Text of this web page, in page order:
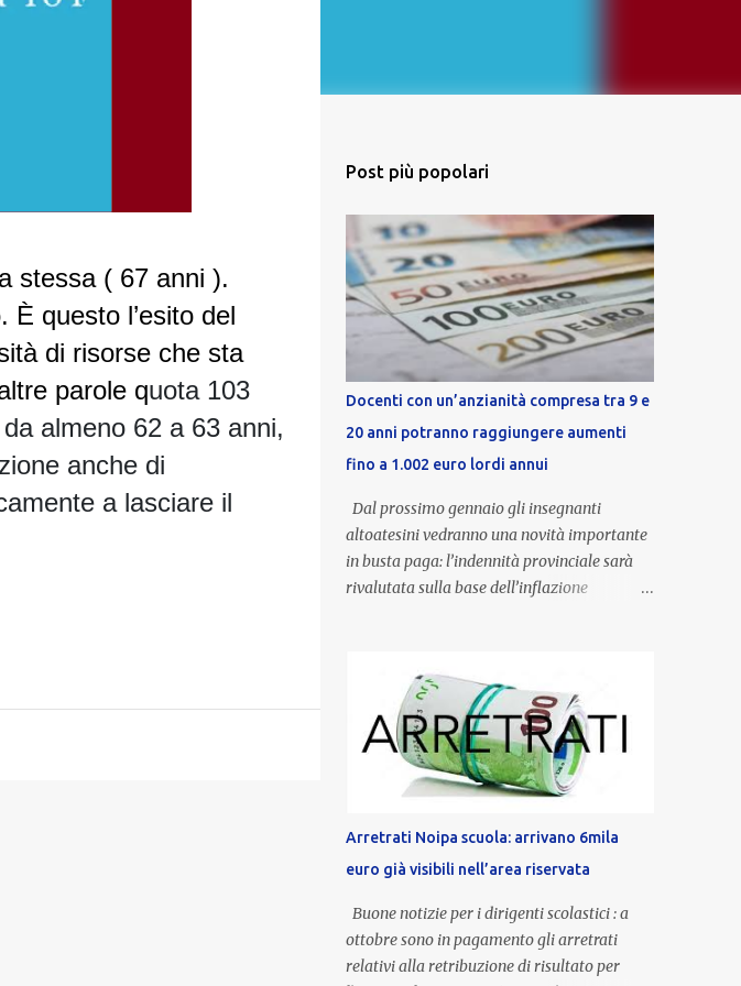
stessa ( 67 anni ).
È questo l’esito del
di risorse che sta
parole quota 103
almeno 62 a 63 anni,
anche di
a lasciare il
Post più popolari
Docenti con un’anzianità compresa tra 9 e
20 anni potranno raggiungere aumenti
fino a 1.002 euro lordi annui
Dal prossimo gennaio gli insegnanti
altoatesini vedranno una novità importante
in busta paga: l’indennità provinciale sarà
rivalutata sulla base dell’inflazione
un’anzianità compresa tra 9 e 20 anni
potranno raggiungere fino a 1.002 euro lordi
annui. Il nuovo contratto provinciale
introduce inoltre un congedo speciale
dedicato alle donne vittime di violenza di
genere, in linea con la normativa nazionale e
con l’obiettivo di offrire maggiore tutela e
supporto in situazioni delicate. L’indennità
provinciale per i docenti è un unicum in
Italia: si tratta di una misura esclusiva della
Provincia autonoma di Bolzano, che integra
Arretrati Noipa scuola: arrivano 6mila
euro già visibili nell’area riservata
Buone notizie per i dirigenti scolastici : a
ottobre sono in pagamento gli arretrati
relativi alla retribuzione di risultato per